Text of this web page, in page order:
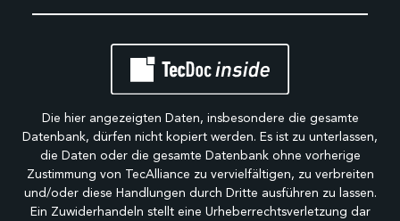
Die hier angezeigten Daten, insbesondere die gesamte
Datenbank, dürfen nicht kopiert werden. Es ist zu unterlassen,
die Daten oder die gesamte Datenbank ohne vorherige
Zustimmung von TecAlliance zu vervielfältigen, zu verbreiten
und/oder diese Handlungen durch Dritte ausführen zu lassen.
Ein Zuwiderhandeln stellt eine Urheberrechtsverletzung dar